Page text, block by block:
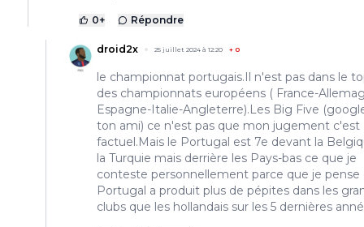
0+ Répondre
droid2x 25 juillet 2024 à 12:20 + 0
le championnat portugais.Il n'est pas dans le
des championnats européens ( France-
Espagne-Italie-Angleterre).Les Big Five
ton ami) ce n'est pas que mon jugement c'est
factuel.Mais le Portugal est 7e devant la
la Turquie mais derrière les Pays-bas ce que je
conteste personnellement parce que je pense
Portugal a produit plus de pépites dans les
clubs que les hollandais sur les 5 dernières